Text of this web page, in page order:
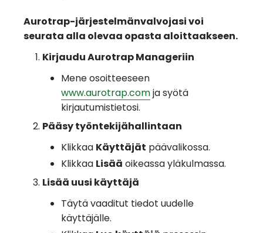
Aurotrap-järjestelmänvalvojasi voi
seurata alla olevaa opasta aloittaakseen.
Kirjaudu Aurotrap Manageriin
Mene osoitteeseen
www.aurotrap.comja syötä
kirjautumistietosi.
Pääsy työntekijähallintaan
Klikkaa Käyttäjät päävalikossa.
Klikkaa Lisää oikeassa yläkulmassa.
Lisää uusi käyttäjä
Täytä vaaditut tiedot uudelle
käyttäjälle.